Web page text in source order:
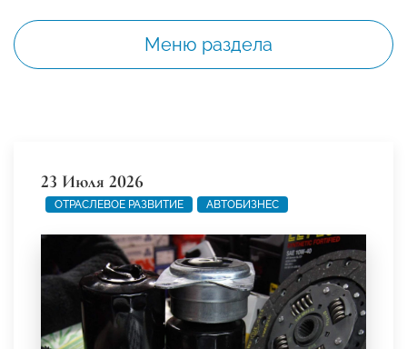
Меню раздела
23 Июля 2026
ОТРАСЛЕВОЕ РАЗВИТИЕ АВТОБИЗНЕС